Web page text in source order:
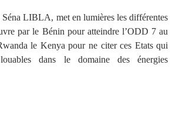
LIBLA, met en lumières les différentes
par le Bénin pour atteindre l’ODD 7 au
le Kenya pour ne citer ces Etats qui
dans le domaine des énergies